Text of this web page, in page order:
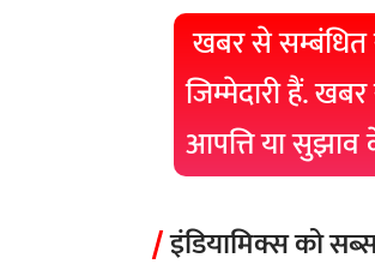
खबर से सम्बंधित
जिम्मेदारी हैं.
आपत्ति या
इंडियामिक्स को